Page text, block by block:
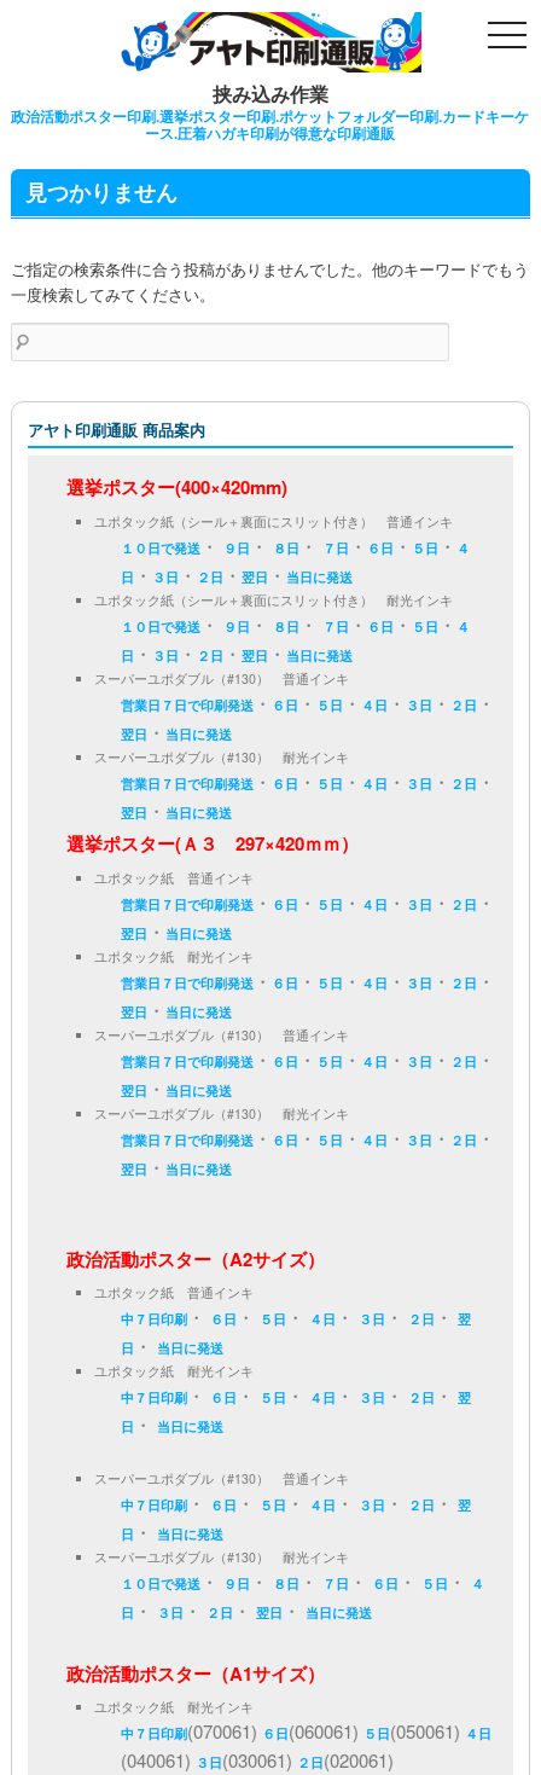
挟み込み作業
政治活動ポスター印刷.選挙ポスター印刷.ポケットフォルダー印刷.カードキーケ
ース.圧着ハガキ印刷が得意な印刷通販
見つかりません
ご指定の検索条件に合う投稿がありませんでした。他のキーワードでもう
一度検索してみてください。
検
索:
アヤト印刷通販 商品案内
選挙ポスター(400×420mm)
ユポタック紙（シール＋裏面にスリット付き） 普通インキ
１０日で発送 ・ ９日 ・ ８日 ・ ７日 ・ ６日 ・ ５日 ・ ４
日 ・ ３日 ・ ２日 ・翌日 ・ 当日に発送
ユポタック紙（シール＋裏面にスリット付き） 耐光インキ
１０日で発送 ・ ９日 ・ ８日 ・ ７日 ・ ６日 ・ ５日 ・ ４
日 ・ ３日 ・ ２日 ・翌日 ・ 当日に発送
スーパーユポダブル（#130） 普通インキ
営業日７日で印刷発送 ・ ６日 ・ ５日 ・ ４日 ・ ３日 ・ ２日 ・
翌日 ・ 当日に発送
スーパーユポダブル（#130） 耐光インキ
営業日７日で印刷発送 ・ ６日 ・ ５日 ・ ４日 ・ ３日 ・ ２日 ・
翌日 ・ 当日に発送
選挙ポスター(Ａ３ 297×420ｍｍ）
ユポタック紙 普通インキ
営業日７日で印刷発送 ・ ６日 ・ ５日 ・ ４日 ・ ３日 ・ ２日 ・
翌日 ・ 当日に発送
ユポタック紙 耐光インキ
営業日７日で印刷発送 ・ ６日 ・ ５日 ・ ４日 ・ ３日 ・ ２日 ・
翌日 ・ 当日に発送
スーパーユポダブル（#130） 普通インキ
営業日７日で印刷発送 ・ ６日 ・ ５日 ・ ４日 ・ ３日 ・ ２日 ・
翌日 ・ 当日に発送
スーパーユポダブル（#130） 耐光インキ
営業日７日で印刷発送 ・ ６日 ・ ５日 ・ ４日 ・ ３日 ・ ２日 ・
翌日 ・ 当日に発送
政治活動ポスター（A2サイズ）
ユポタック紙 普通インキ
中７日印刷 ・ ６日 ・ ５日 ・ ４日 ・ ３日 ・ ２日 ・翌
日 ・
当日に発送
ユポタック紙 耐光インキ
中７日印刷 ・ ６日 ・ ５日 ・ ４日 ・ ３日 ・ ２日 ・翌
日 ・ 当日に発送
スーパーユポダブル（#130） 普通インキ
中７日印刷 ・ ６日 ・ ５日 ・ ４日 ・ ３日 ・ ２日 ・翌
日 ・
当日に発送
スーパーユポダブル（#130） 耐光インキ
１０日で発送 ・ ９日 ・ ８日 ・ ７日 ・ ６日 ・ ５日 ・
４
日 ・ ３日 ・ ２日 ・翌日 ・ 当日に発送
政治活動ポスター（A1サイズ）
ユポタック紙 耐光インキ
中７日印刷(070061) ６日(060061) ５日(050061) ４日
(040061) ３日(030061) ２日(020061)